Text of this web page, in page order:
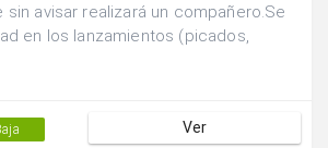
sin avisar realizará un compañero.Se
en los lanzamientos (picados,
Ver